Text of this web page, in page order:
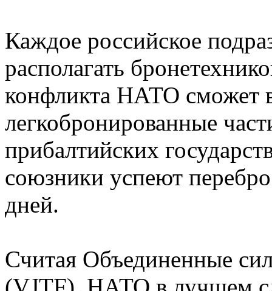
Каждое российское
располагать
конфликта НАТО сможет
легкобронированные
прибалтийских
союзники успеют
дней.
Считая Объединенные